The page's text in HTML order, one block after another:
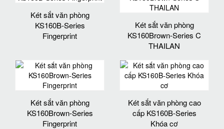
Két sắt văn phòng
KS160B-Series
Fingerprint
Két sắt văn phòng
KS160Brown-Series C
THAILAN
Két sắt văn phòng
KS160Brown-Series
Fingerprint
Két sắt văn phòng cao
cấp KS160B-Series
Khóa cơ